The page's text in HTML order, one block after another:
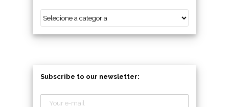
Subscribe to our newsletter: